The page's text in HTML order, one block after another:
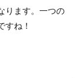
ります。一つの
すね！